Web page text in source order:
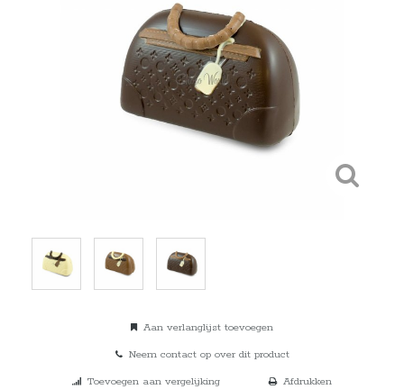
Aan verlanglijst toevoegen
Neem contact op over dit product
Toevoegen aan vergelijking
Afdrukken